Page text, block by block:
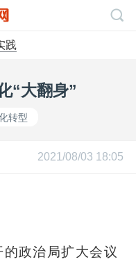
践
“大翻身”
转型
2021/08/03 18:05
政治局扩大会议